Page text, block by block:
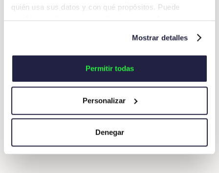
quién usa sus datos y con qué propósitos. Puede
Si lo permite, también quisiéramos:
geográfica que puede tener una precisión de varios
Identificar su dispositivo analizándolo activamente
Mostrar detalles
Permitir todas
Personalizar
Denegar
tiempo ahorrado pueden invertirlo en tareas de
mayor valor.
el rastreador de gastos de
y topes de gasto de acuerdo a las políticas de la
empresa. Por medio de esta función se evitan
fraudes y malos manejos de viáticos.
Conoce más a fondo las ventajas de contar con una
herramienta de reporte de gastos.